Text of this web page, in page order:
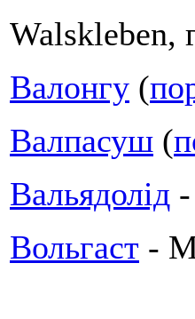
Walskleben,
Валонгу (
Валпасуш (
Вальядолід
Вольгаст -